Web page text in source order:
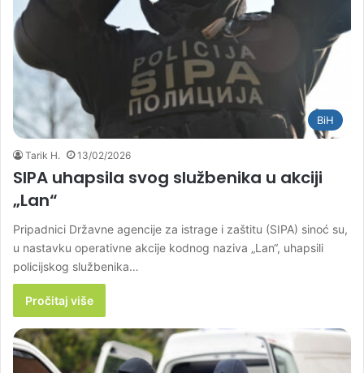
BiH
Tarik H. 13/02/2026
SIPA uhapsila svog službenika u akciji
„Lan“
Pripadnici Državne agencije za istrage i zaštitu (SIPA) sinoć su,
u nastavku operativne akcije kodnog naziva „Lan“, uhapsili
policijskog službenika…
Pročitaj više